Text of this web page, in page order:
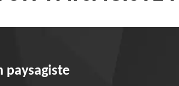
paysagiste